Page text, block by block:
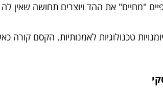
"מחיים" את ההד ויוצרים תחושה שאין
טכנולוגיות לאמנותיות. הקסם